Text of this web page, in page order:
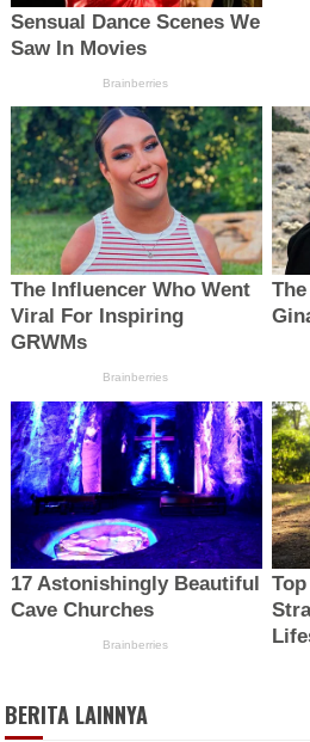
BERITA LAINNYA